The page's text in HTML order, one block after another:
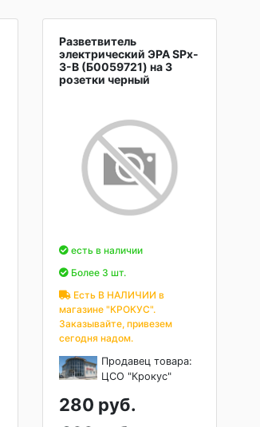
Разветвитель
электрический ЭРА SPx-
3-B (Б0059721) на 3
розетки черный
есть в наличии
Более 3 шт.
Есть В НАЛИЧИИ в
магазине "КРОКУС".
Заказывайте, привезем
сегодня надом.
Продавец товара:
ЦСО "Крокус"
280 руб.